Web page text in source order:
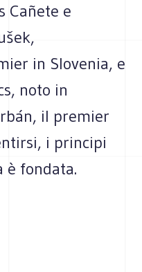
Cañete e
in Slovenia, e
noto in
il premier
i principi
è fondata.